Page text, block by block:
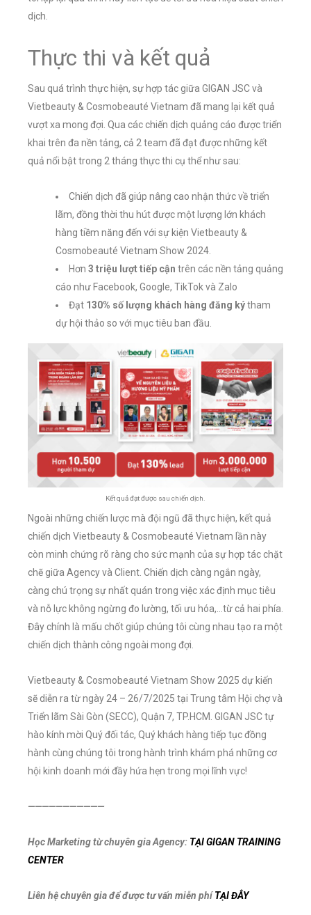
dịch.
Thực thi và kết quả
Sau quá trình thực hiện, sự hợp tác giữa GIGAN JSC và
Vietbeauty & Cosmobeauté Vietnam đã mang lại kết quả
vượt xa mong đợi. Qua các chiến dịch quảng cáo được triển
khai trên đa nền tảng, cả 2 team đã đạt được những kết
quả nổi bật trong 2 tháng thực thi cụ thể như sau:
Chiến dịch đã giúp nâng cao nhận thức về triển
lãm, đồng thời thu hút được một lượng lớn khách
hàng tiềm năng đến với sự kiện Vietbeauty &
Cosmobeauté Vietnam Show 2024.
Hơn 3 triệu lượt tiếp cận trên các nền tảng quảng
cáo như Facebook, Google, TikTok và Zalo
Đạt 130% số lượng khách hàng đăng kýtham
dự hội thảo so với mục tiêu ban đầu.
Kết quả đạt được sau chiến dịch.
Ngoài những chiến lược mà đội ngũ đã thực hiện, kết quả
chiến dịch Vietbeauty & Cosmobeauté Vietnam lần này
còn minh chứng rõ ràng cho sức mạnh của sự hợp tác chặt
chẽ giữa Agency và Client. Chiến dịch càng ngắn ngày,
càng chú trọng sự nhất quán trong việc xác định mục tiêu
và nỗ lực không ngừng đo lường, tối ưu hóa,…từ cả hai phía.
Đây chính là mấu chốt giúp chúng tôi cùng nhau tạo ra một
chiến dịch thành công ngoài mong đợi.
Vietbeauty & Cosmobeauté Vietnam Show 2025 dự kiến
sẽ diễn ra từ ngày 24 – 26/7/2025 tại Trung tâm Hội chợ và
Triển lãm Sài Gòn (SECC), Quận 7, TP.HCM. GIGAN JSC tự
hào kính mời Quý đối tác, Quý khách hàng tiếp tục đồng
hành cùng chúng tôi trong hành trình khám phá những cơ
hội kinh doanh mới đầy hứa hẹn trong mọi lĩnh vực!
———————————
Học Marketing từ chuyên gia Agency: TẠI GIGAN TRAINING
CENTER
Liên hệ chuyên gia để được tư vấn miễn phíTẠI ĐÂY